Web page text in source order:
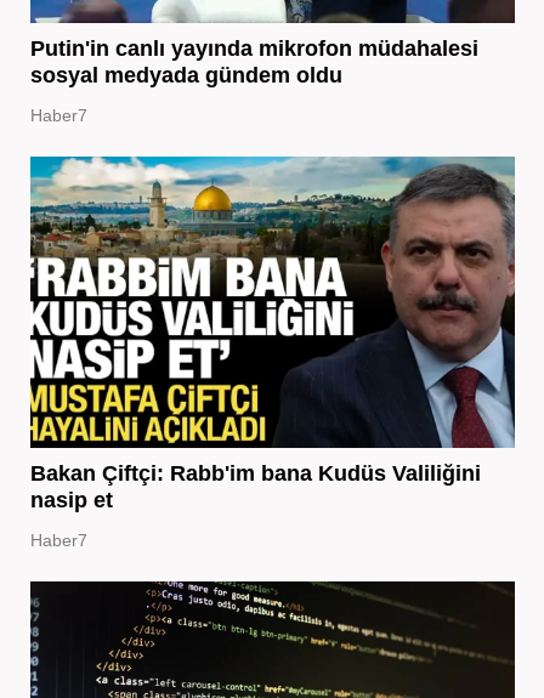
Putin'in canlı yayında mikrofon müdahalesi
sosyal medyada gündem oldu
Haber7
Bakan Çiftçi: Rabb'im bana Kudüs Valiliğini
nasip et
Haber7